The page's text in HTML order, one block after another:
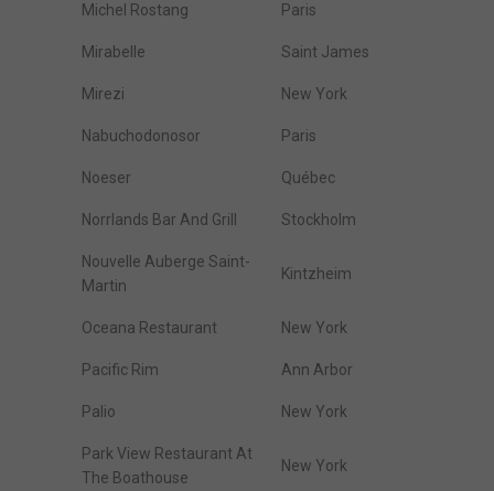
Michel Rostang Paris
Mirabelle Saint James
Mirezi New York
Nabuchodonosor Paris
Noeser Québec
Norrlands Bar And Grill Stockholm
Nouvelle Auberge Saint-
Martin
Kintzheim
Oceana Restaurant New York
Pacific Rim Ann Arbor
Palio New York
Park View Restaurant At
The Boathouse
New York